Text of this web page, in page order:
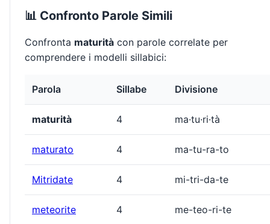
📊 Confronto Parole Simili
Confronta maturità con parole correlate per
comprendere i modelli sillabici:
Parola Sillabe Divisione
maturità 4 ma·tu·ri·tà
maturato 4 ma-tu-ra-to
Mitridate 4 mi-tri-da-te
meteorite 4 me-teo-ri-te